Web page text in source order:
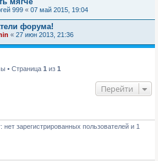
999 « 07 май 2015, 19:04
форума!
« 27 июн 2013, 21:36
• Страница 1 из 1
Перейти
зарегистрированных пользователей и 1